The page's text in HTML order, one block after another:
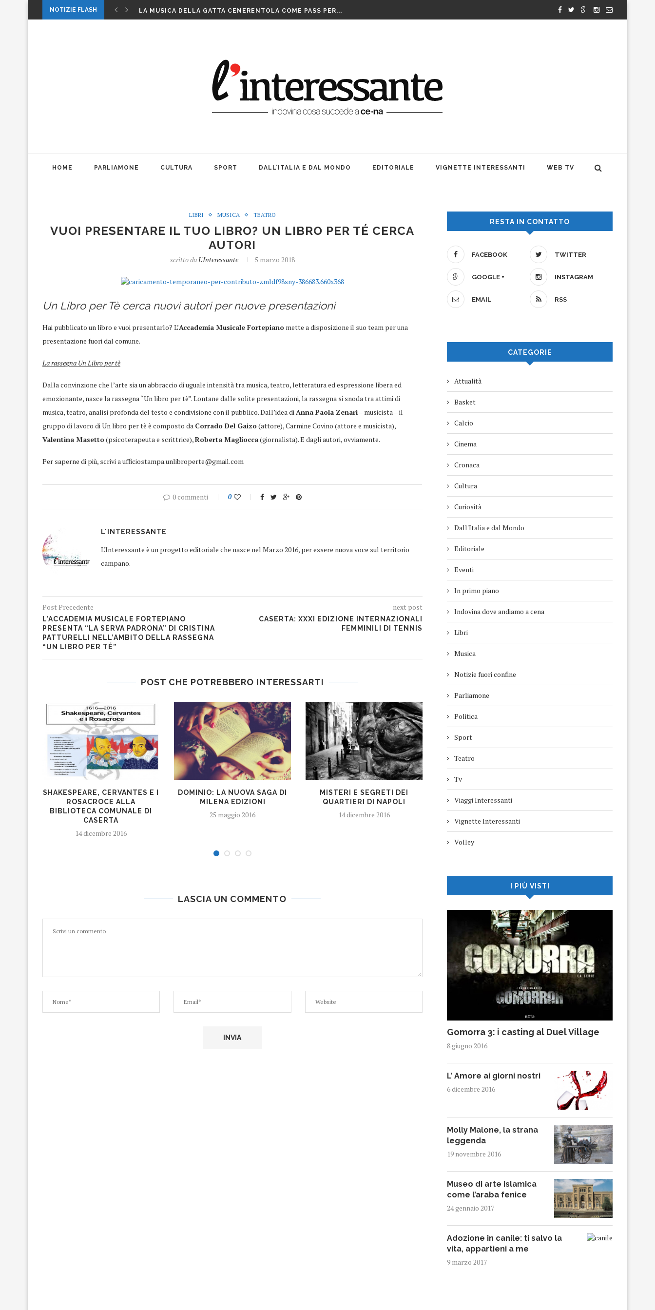
NOTIZIE FLASH
VALERIO BIANCHINI E LE SUE … BOMBE. AMARCORD...
CASO WEINSTEIN. DITE ALLE DONNE CHE NON SIAMO...
THE ALIENS AD OFFICINA TEATRO: VITA, AMICIZIA ED...
1 MAGGIO: FESTA O…. LUTTO. UNA FESTA BEN...
HOME PARLIAMONE CULTURA SPORT DALL’ITALIA E DAL MONDO EDITORIALE VIGNETTE INTERESSANTI WEB TV
LIBRI MUSICA TEATRO
VUOI PRESENTARE IL TUO LIBRO? UN LIBRO PER TÉ CERCA
AUTORI
scritto daL'Interessante 5 marzo 2018
Un Libro per Tè cerca nuovi autori per nuove presentazioni
Hai pubblicato un libro e vuoi presentarlo? L’Accademia Musicale Fortepiano mette a disposizione il suo team per una
presentazione fuori dal comune.
La rassegna Un Libro per tè
Dalla convinzione che l’arte sia un abbraccio di uguale intensità tra musica, teatro, letteratura ed espressione libera ed
emozionante, nasce la rassegna “Un libro per tè”. Lontane dalle solite presentazioni, la rassegna si snoda tra attimi di
musica, teatro, analisi profonda del testo e condivisione con il pubblico. Dall’idea diAnna Paola Zenari– musicista – il
gruppo di lavoro di Un libro per tè è composto da Corrado Del Gaizo(attore), Carmine Covino (attore e musicista),
Valentina Masetto(psicoterapeuta e scrittrice),Roberta Magliocca(giornalista). E dagli autori, ovviamente.
Per saperne di più, scrivi a ufficiostampa.unlibroperte@gmail.com
0 commenti 0
L'INTERESSANTE
L'Interessante è un progetto editoriale che nasce nel Marzo 2016, per essere nuova voce sul territorio
campano.
Post Precedente
L’ACCADEMIA MUSICALE FORTEPIANO
PRESENTA “LA SERVA PADRONA” DI CRISTINA
PATTURELLI NELL’AMBITO DELLA RASSEGNA
“UN LIBRO PER TÉ”
next post
CASERTA: XXXI EDIZIONE INTERNAZIONALI
FEMMINILI DI TENNIS
POST CHE POTREBBERO INTERESSARTI
SHAKESPEARE, CERVANTES E I
ROSACROCE ALLA
BIBLIOTECA COMUNALE DI
CASERTA
14 dicembre 2016
DOMINIO: LA NUOVA SAGA DI
MILENA EDIZIONI
25 maggio 2016
MISTERI E SEGRETI DEI
QUARTIERI DI NAPOLI
14 dicembre 2016
SNEGUROČKA, LA FANCIULLA
DI NEVE: UNA FIABA COME
PONTE TRA CULTURE
18 febbraio 2017
DIECI DOMANDE
(10?II) A PATRIZIA
LASCIA UN COMMENTO
RESTA IN CONTATTO
FACEBOOK TWITTER
GOOGLE + INSTAGRAM
EMAIL RSS
CATEGORIE
Attualità
Basket
Calcio
Cinema
Cronaca
Cultura
Curiosità
Dall'Italia e dal Mondo
Editoriale
Eventi
In primo piano
Indovina dove andiamo a cena
Libri
Musica
Notizie fuori confine
Parliamone
Politica
Sport
Teatro
Tv
Viaggi Interessanti
Vignette Interessanti
Volley
I PIÙ VISTI
Gomorra 3: i casting al Duel Village
8 giugno 2016
L’ Amore ai giorni nostri
6 dicembre 2016
Molly Malone, la strana
leggenda
19 novembre 2016
Museo di arte islamica
come l’araba fenice
24 gennaio 2017
Adozione in canile: ti salvo la
vita, appartieni a me
9 marzo 2017